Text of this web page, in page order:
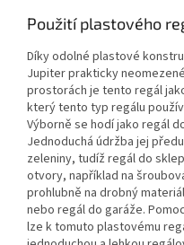
Použití plastového
Díky odolné plastové
Jupiter prakticky
prostorách je tento regál
který tento typ regálu
Výborně se hodí jako regál
Jednoduchá údržba jej
zeleniny, tudíž regál do
otvory, například na
prohlubně na drobný
nebo regál do garáže.
lze k tomuto plastovému